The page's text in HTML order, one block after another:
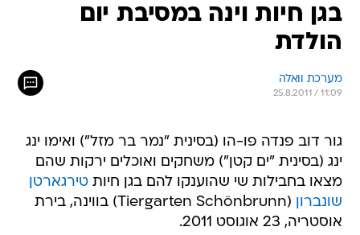
בגן חיות וינה במסיבת יום
הולדת
מערכת וואלה
25.8.2011 / 11:09
גור דוב פנדה פו-הו (בסינית "נמר בר מזל") ואימו ינג
ינג (בסינית "ים קטן") משחקים ואוכלים ירקות שהם
מצאו בחבילות שי שהוענקו להם בגן חיותטירגארטן
שונברון
(Tiergarten Schönbrunn) בווינה, בירת
אוסטריה, 23 אוגוסט 2011.